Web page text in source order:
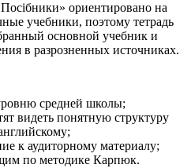
ориентировано на
учебники, поэтому тетрадь
основной учебник и
в разрозненных источниках.
средней школы;
видеть понятную структуру
к аудиторному материалу;
по методике Карпюк.